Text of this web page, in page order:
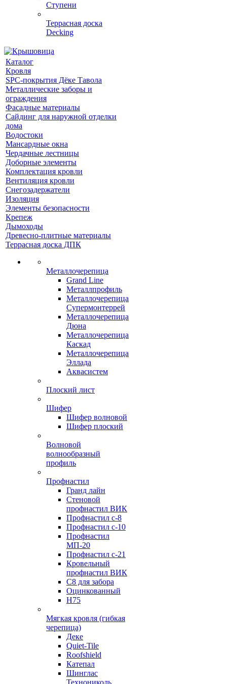
Ступени
Террасная доска
Decking
Каталог
Кровля
SPC-покрытия Дёке Тавола
Металлические заборы и
ограждения
Фасадные материалы
Сайдинг для наружной отделки
дома
Водостоки
Мансардные окна
Чердачные лестницы
Доборные элементы
Комплектация кровли
Вентиляция кровли
Снегозадержатели
Изоляция
Элементы безопасности
Крепеж
Дымоходы
Древесно-плитные материалы
Террасная доска ДПК
Металлочерепица
Grand Line
Металлпрофиль
Металлочерепица
Супермонтеррей
Металлочерепица
Дюна
Металлочерепица
Каскад
Металлочерепица
Эллада
Аквасистем
Плоский лист
Шифер
Шифер волновой
Шифер плоский
Волновой
волнообразный
профиль
Профнастил
Гранд лайн
Стеновой
профнастил ВИК
Профнастил с-8
Профнастил с-10
Профнастил
МП-20
Профнастил с-21
Кровельный
профнастил ВИК
С8 для забора
Оцинкованный
Н75
Мягкая кровля (гибкая
черепица)
Деке
Quiet-Tile
Roofshield
Катепал
Шинглас
Технониколь